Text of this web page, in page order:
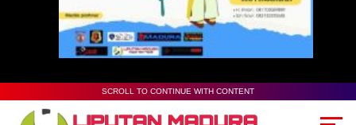
SCROLL TO CONTINUE WITH CONTENT